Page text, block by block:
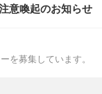
意喚起のお知らせ
を募集しています。